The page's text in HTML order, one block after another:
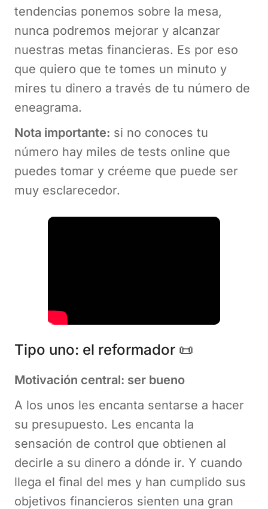
tendencias ponemos sobre la mesa,
nunca podremos mejorar y alcanzar
nuestras metas financieras. Es por eso
que quiero que te tomes un minuto y
mires tu dinero a través de tu número de
eneagrama.
Nota importante: si no conoces tu
número hay miles de tests online que
puedes tomar y créeme que puede ser
muy esclarecedor.
Tipo uno: el reformador 📜
Motivación central: ser bueno
A los unos les encanta sentarse a hacer
su presupuesto. Les encanta la
sensación de control que obtienen al
decirle a su dinero a dónde ir. Y cuando
llega el final del mes y han cumplido sus
objetivos financieros sienten una gran